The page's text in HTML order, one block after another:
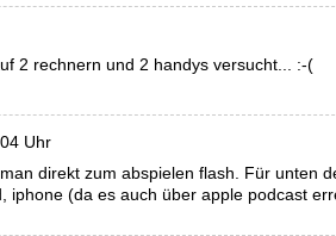
2 rechnern und 2 handys versucht... :-(
Uhr
direkt zum abspielen flash. Für unten
iphone (da es auch über apple podcast